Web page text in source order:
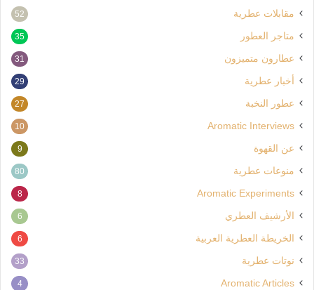
مقابلات عطرية 52
متاجر العطور 35
عطارون متميزون 31
أخبار عطرية 29
عطور النخبة 27
Aromatic Interviews
10
عن القهوة 9
منوعات عطرية 80
Aromatic Experiments
8
الأرشيف العطري 6
الخريطة العطرية العربية 6
نوتات عطرية 33
Aromatic Articles
4